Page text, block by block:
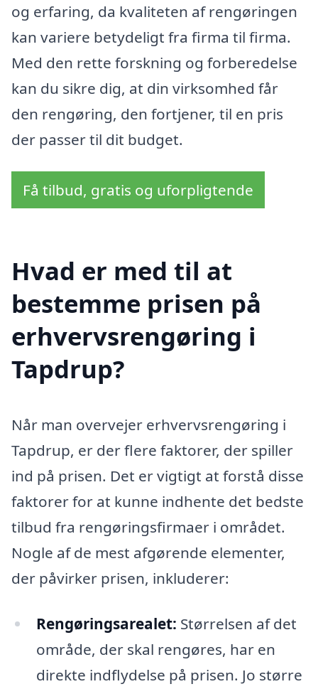
og erfaring, da kvaliteten af rengøringen
kan variere betydeligt fra firma til firma.
Med den rette forskning og forberedelse
kan du sikre dig, at din virksomhed får
den rengøring, den fortjener, til en pris
der passer til dit budget.
Få tilbud, gratis og uforpligtende
Hvad er med til at
bestemme prisen på
erhvervsrengøring i
Tapdrup?
Når man overvejer erhvervsrengøring i
Tapdrup, er der flere faktorer, der spiller
ind på prisen. Det er vigtigt at forstå disse
faktorer for at kunne indhente det bedste
tilbud fra rengøringsfirmaer i området.
Nogle af de mest afgørende elementer,
der påvirker prisen, inkluderer:
Rengøringsarealet: Størrelsen af det
område, der skal rengøres, har en
direkte indflydelse på prisen. Jo større